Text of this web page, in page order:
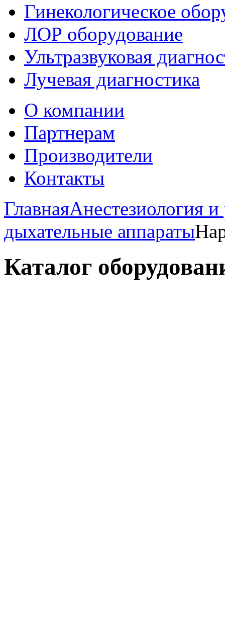
Гинекологическое
ЛОР оборудование
Ультразвуковая
Лучевая диагностика
О компании
Партнерам
Производители
Контакты
ГлавнаяАнестезиология
дыхательные аппараты
Каталог